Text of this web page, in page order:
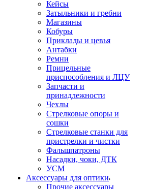
Кейсы
Затыльники и гребни
Магазины
Кобуры
Приклады и цевья
Антабки
Ремни
Прицельные
приспособления и ЛЦУ
Запчасти и
принадлежности
Чехлы
Стрелковые опоры и
сошки
Стрелковые станки для
пристрелки и чистки
Фальшпатроны
Насадки, чоки, ДТК
УСМ
Аксессуары для оптики
Прочие аксессуары